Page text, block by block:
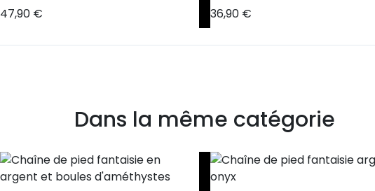
47,90 € 36,90 €
Dans la même catégorie